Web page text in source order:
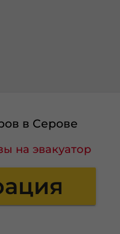
в Серове
на эвакуатор